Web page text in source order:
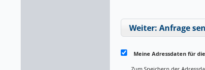
Weiter: Anfrage
Meine Adressdaten für